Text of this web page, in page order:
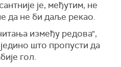
је, међутим, не
да не би даље рекао.
између редова",
што пропусти да
гол.